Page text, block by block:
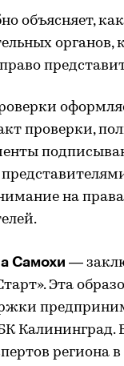
объясняет,
органов,
проверки,
на
Самохи —
Эта
региона